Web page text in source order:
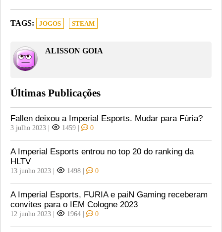
TAGS: JOGOS STEAM
ALISSON GOIA
Últimas Publicações
Fallen deixou a Imperial Esports. Mudar para Fúria?
3 julho 2023 | 1459 | 0
A Imperial Esports entrou no top 20 do ranking da
HLTV
13 junho 2023 | 1498 | 0
A Imperial Esports, FURIA e paiN Gaming receberam
convites para o IEM Cologne 2023
12 junho 2023 | 1964 | 0